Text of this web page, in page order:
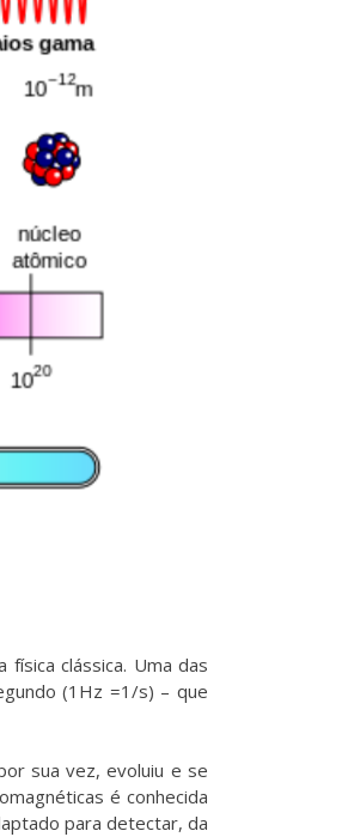
clássica. Uma das
(1Hz =1/s) – que
sua vez, evoluiu e se
é conhecida
para detectar, da